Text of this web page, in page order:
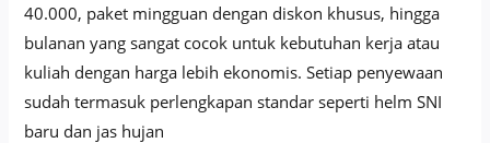
40.000, paket mingguan dengan diskon khusus, hingga
bulanan yang sangat cocok untuk kebutuhan kerja atau
kuliah dengan harga lebih ekonomis. Setiap penyewaan
sudah termasuk perlengkapan standar seperti helm SNI
baru dan jas hujan